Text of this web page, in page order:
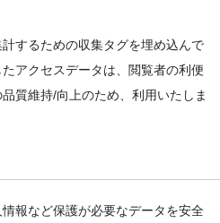
するための収集タグを埋め込んで
アクセスデータは、閲覧者の利便
質維持/向上のため、利用いたしま
報など保護が必要なデータを安全